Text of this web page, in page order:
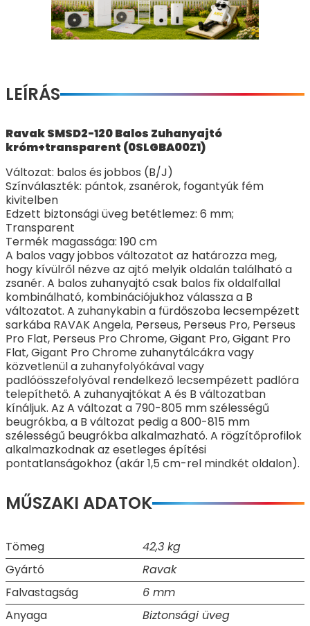
LEÍRÁS
Ravak SMSD2-120 Balos Zuhanyajtó
króm+transparent (0SLGBA00Z1)
Változat: balos és jobbos (B/J)
Színválaszték: pántok, zsanérok, fogantyúk fém
kivitelben
Edzett biztonsági üveg betétlemez: 6 mm;
Transparent
Termék magassága: 190 cm
A balos vagy jobbos változatot az határozza meg,
hogy kívülről nézve az ajtó melyik oldalán található a
zsanér. A balos zuhanyajtó csak balos fix oldalfallal
kombinálható, kombinációjukhoz válassza a B
változatot. A zuhanykabin a fürdőszoba lecsempézett
sarkába RAVAK Angela, Perseus, Perseus Pro, Perseus
Pro Flat, Perseus Pro Chrome, Gigant Pro, Gigant Pro
Flat, Gigant Pro Chrome zuhanytálcákra vagy
közvetlenül a zuhanyfolyókával vagy
padlóösszefolyóval rendelkező lecsempézett padlóra
telepíthető. A zuhanyajtókat A és B változatban
kínáljuk. Az A változat a 790-805 mm szélességű
beugrókba, a B változat pedig a 800-815 mm
szélességű beugrókba alkalmazható. A rögzítőprofilok
alkalmazkodnak az esetleges építési
pontatlanságokhoz (akár 1,5 cm-rel mindkét oldalon).
MŰSZAKI ADATOK
Tömeg
42,3 kg
Gyártó
Ravak
Falvastagság
6 mm
Anyaga
Biztonsági üveg